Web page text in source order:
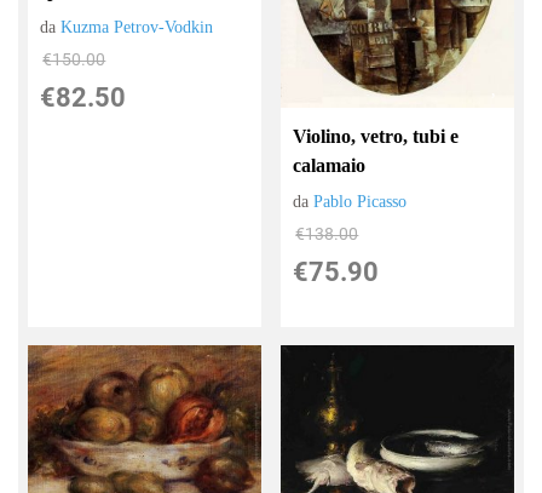
daKuzma Petrov-Vodkin
€150.00
€82.50
Violino, vetro, tubi e
calamaio
daPablo Picasso
€138.00
€75.90